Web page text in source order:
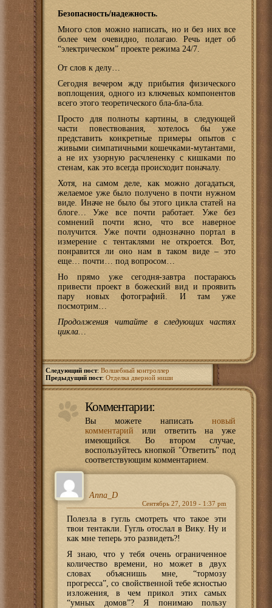
Безопасность/надежность.
Много слов можно написать, но и без них все
более чем очевидно, полагаю. Речь идет об
“электрическом” проекте режима 24/7.
От слов к делу…
Сегодня вечером жду прибытия физического
воплощения, одного из ключевых компонентов
всего этого теоретического бла-бла-бла.
Просто для полноты картины, в следующей
части повествования, хотелось бы уже
представить конкретные примеры опытов с
живыми симпатичными кошечками-мутантами,
а не их узорную расчлененку с кишками по
стенам, как это всегда происходит поначалу.
Хотя, на самом деле, как можно догадаться,
желаемое уже было получено в почти нужном
виде. Иначе не было бы этого цикла статей на
блоге… Уже все почти работает. Уже без
сомнений почти ясно, что все наверное
получится. Уже почти однозначно портал в
измерение с тентаклями не откроется. Вот,
понравится ли оно нам в таком виде – это
еще… почти… под вопросом…
Но прямо уже сегодня-завтра постараюсь
привести проект в божеский вид и проявить
пару новых фотографий. И там уже
посмотрим…
Продолжения читайте в следующих частях
цикла…
Следующий пост: Волшебный контроллер
Предыдущий пост: Отделка дверной ниши
Комментарии:
Вы можете написать новый
комментарий или ответить на уже
имеющийся. Во втором случае,
воспользуйтесь кнопкой "Ответить" под
соответствующим комментарием.
Anna_D
Сентябрь 27, 2019 - 1:37 pm
Полезла в гугль смотреть что такое эти
твои тентакли. Гугль отослал в Вику. Ну и
как мне теперь это развидеть?!
Я знаю, что у тебя очень ограниченное
количество времени, но может в двух
словах объяснишь мне, “тормозу
прогресса”, со свойственной тебе ясностью
изложения, в чем прикол этих самых
“умных домов”? Я понимаю пользу